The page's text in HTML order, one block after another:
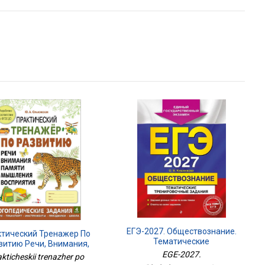
Тренажер По
Речи, Внимания,
Мышления,
trenazher po
ЕГЭ-2027. Обществознание.
Тематические
Тренировочные Задания
EGE-2027.